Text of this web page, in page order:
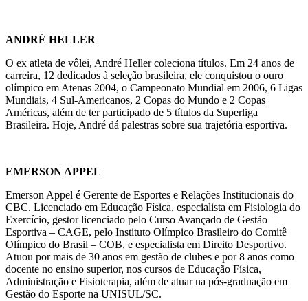
ANDRÉ HELLER
O ex atleta de vôlei, André Heller coleciona títulos. Em 24 anos de
carreira, 12 dedicados à seleção brasileira, ele conquistou o ouro
olímpico em Atenas 2004, o Campeonato Mundial em 2006, 6 Ligas
Mundiais, 4 Sul-Americanos, 2 Copas do Mundo e 2 Copas
Américas, além de ter participado de 5 títulos da Superliga
Brasileira. Hoje, André dá palestras sobre sua trajetória esportiva.
EMERSON APPEL
Emerson Appel é Gerente de Esportes e Relações Institucionais do
CBC. Licenciado em Educação Física, especialista em Fisiologia do
Exercício, gestor licenciado pelo Curso Avançado de Gestão
Esportiva – CAGE, pelo Instituto Olímpico Brasileiro do Comitê
Olímpico do Brasil – COB, e especialista em Direito Desportivo.
Atuou por mais de 30 anos em gestão de clubes e por 8 anos como
docente no ensino superior, nos cursos de Educação Física,
Administração e Fisioterapia, além de atuar na pós-graduação em
Gestão do Esporte na UNISUL/SC.